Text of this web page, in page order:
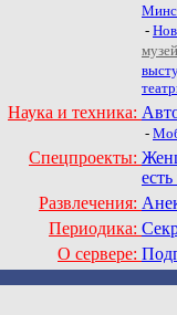
-
Наука и техника:
-
Спецпроекты:
Развлечения:
Периодика:
О сервере: